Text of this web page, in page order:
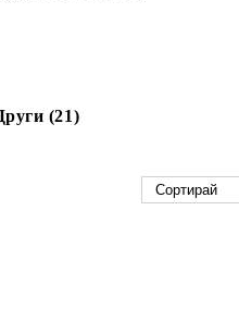
(21)